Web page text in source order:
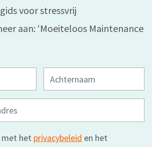
voor stressvrij
aan: ‘Moeiteloos Maintenance
Achternaam
het privacybeleid en het